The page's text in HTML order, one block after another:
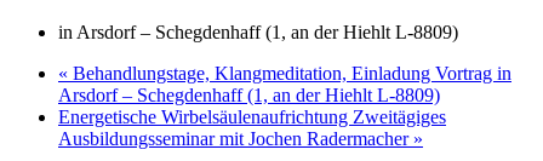
in Arsdorf – Schegdenhaff (1, an der Hiehlt L-8809)
« Behandlungstage, Klangmeditation, Einladung Vortrag in
Arsdorf – Schegdenhaff (1, an der Hiehlt L-8809)
Energetische Wirbelsäulenaufrichtung Zweitägiges
Ausbildungsseminar mit Jochen Radermacher »